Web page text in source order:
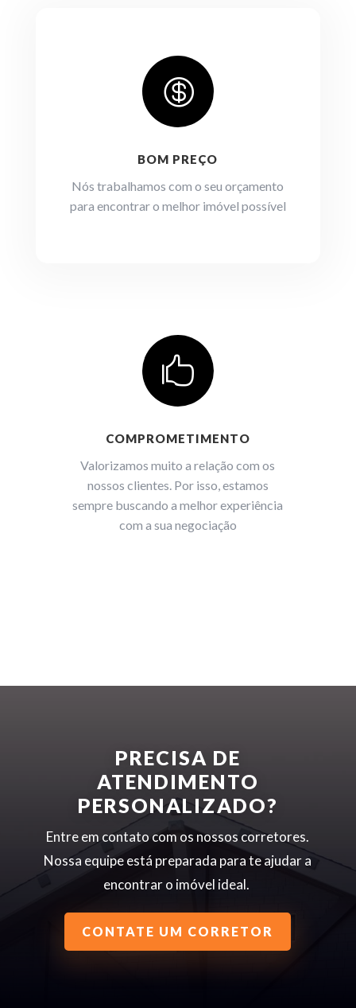

BOM PREÇO
Nós trabalhamos com o seu orçamento
para encontrar o melhor imóvel possível

COMPROMETIMENTO
Valorizamos muito a relação com os
nossos clientes. Por isso, estamos
sempre buscando a melhor experiência
com a sua negociação
PRECISA DE
ATENDIMENTO
PERSONALIZADO?
Entre em contato com os nossos corretores.
Nossa equipe está preparada para te ajudar a
encontrar o imóvel ideal.
CONTATE UM CORRETOR